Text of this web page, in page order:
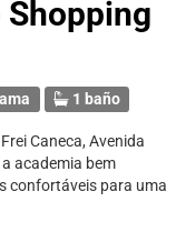
Shopping
1 baño
Caneca, Avenida
academia bem
confortáveis para uma